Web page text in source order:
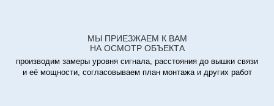
МЫ ПРИЕЗЖАЕМ К ВАМ
НА ОСМОТР ОБЪЕКТА
производим замеры уровня сигнала, расстояния до вышки связи
и её мощности, согласовываем план монтажа и других работ